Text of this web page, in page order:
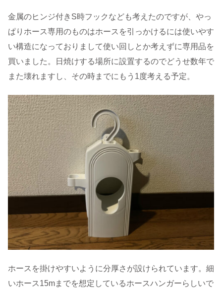
金属のヒンジ付きS時フックなども考えたのですが、やっ
ぱりホース専用のものはホースを引っかけるには使いやす
い構造になっておりまして使い回しとか考えずに専用品を
買いました。日焼けする場所に設置するのでどうせ数年で
また壊れますし、その時までにもう1度考える予定。
ホースを掛けやすいように分厚さが設けられています。細
いホース15mまでを想定しているホースハンガーらしいで